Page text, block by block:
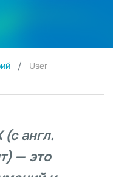
User
англ.
— это